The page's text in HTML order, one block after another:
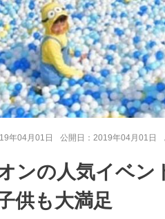
年04月01日 公開日： 2019年04月01日
ンの人気イベ
供も大満足